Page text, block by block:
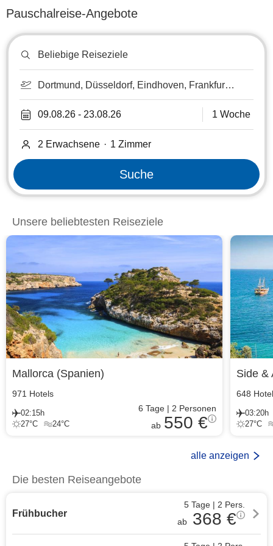
Pauschalreise-Angebote
oder
Dortmund, Düsseldorf, Eindhoven, Frankfurt
Luxemburg, Lüttich, Maastricht, Münster-
Osnabrück, Paderborn, Saarbrücken,
Strasbourg, Weeze/Niederrhein
09.08.26 - 23.08.26 1 Woche
2 Erwachsene · 1 Zimmer
Suche
Unsere beliebtesten Reiseziele
Mallorca (Spanien)
971 Hotels
02:15h
27°C 24°C
6 Tage| 2 Personen
ab 550 €
Side &
648
03:20h
27°C
alle anzeigen
Die besten Reiseangebote
Frühbucher
5 Tage | 2 Pers.
ab
368 €